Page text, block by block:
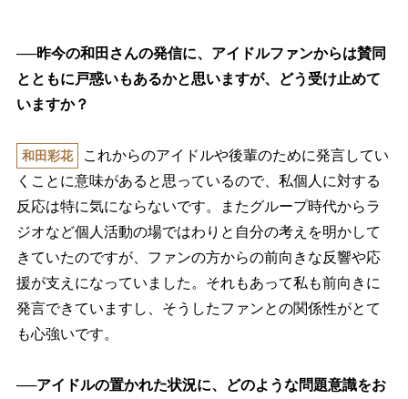
──昨今の和田さんの発信に、アイドルファンからは賛同
とともに戸惑いもあるかと思いますが、どう受け止めて
いますか？
和田彩花
これからのアイドルや後輩のために発言してい
くことに意味があると思っているので、私個人に対する
反応は特に気にならないです。またグループ時代からラ
ジオなど個人活動の場ではわりと自分の考えを明かして
きていたのですが、ファンの方からの前向きな反響や応
援が支えになっていました。それもあって私も前向きに
発言できていますし、そうしたファンとの関係性がとて
も心強いです。
──アイドルの置かれた状況に、どのような問題意識をお